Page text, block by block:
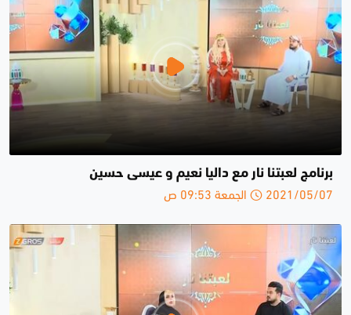
برنامج لعبتنا نار مع داليا نعيم و عيسى حسين
2021/05/07 الجمعة 09:53 ص